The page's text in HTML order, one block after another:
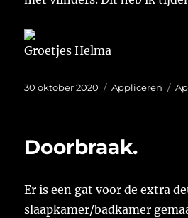
Groetjes Helma
Geplaatst
30 oktober 2020 Categorieën
Appliceren
Doorbraak.
Er is een gat voor de extra
slaapkamer/badkamer